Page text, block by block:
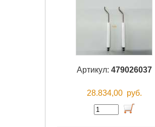
Артикул: 479026037
28.834,00 руб.